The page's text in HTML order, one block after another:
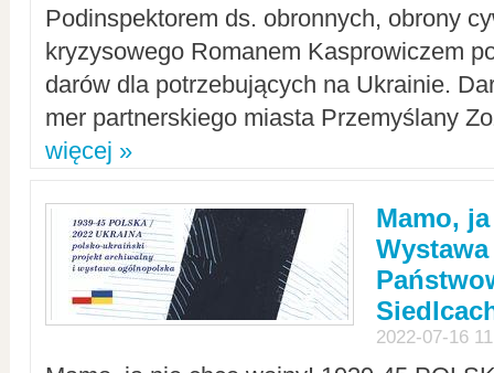
Podinspektorem ds. obronnych, obrony
kryzysowego Romanem Kasprowiczem
darów dla potrzebujących na Ukrainie.
mer partnerskiego miasta Przemyślany
więcej »
Mamo,
2022-07-16